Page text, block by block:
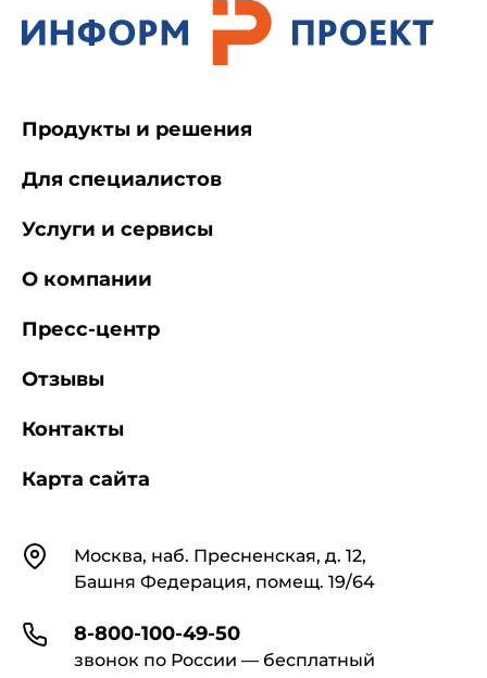
КонтактыМосква, наб. Пресненская, д. 12,
Башня Федерация, помещ. 19/64
8-800-100-49-50
звонок по России — бесплатный
Продукты и решения
Для специалистов
Услуги и сервисы
О компании
Пресс-центр
Отзывы
Контакты
Карта сайта